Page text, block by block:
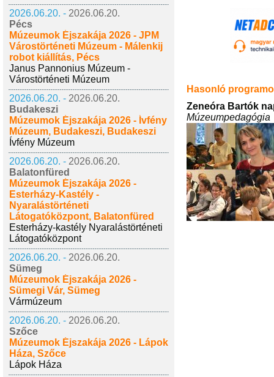
2026.06.20. - 2026.06.20.
Pécs
Múzeumok Éjszakája 2026 - JPM
Várostörténeti Múzeum - Málenkij
robot kiállítás, Pécs
Janus Pannonius Múzeum -
Várostörténeti Múzeum
2026.06.20. - 2026.06.20.
Budakeszi
Múzeumok Éjszakája 2026 - Ívfény
Múzeum, Budakeszi, Budakeszi
Ívfény Múzeum
2026.06.20. - 2026.06.20.
Balatonfüred
Múzeumok Éjszakája 2026 -
Esterházy-Kastély -
Nyaralástörténeti
Látogatóközpont, Balatonfüred
Esterházy-kastély Nyaralástörténeti
Látogatóközpont
2026.06.20. - 2026.06.20.
Sümeg
Múzeumok Éjszakája 2026 -
Sümegi Vár, Sümeg
Vármúzeum
2026.06.20. - 2026.06.20.
Szőce
Múzeumok Éjszakája 2026 - Lápok
Háza, Szőce
Lápok Háza
Hasonló
Zeneóra Bartók
Múzeumpedagógia